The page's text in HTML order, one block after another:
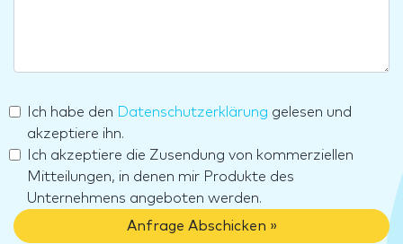
Ich habe den Datenschutzerklärung gelesen und
akzeptiere ihn.
Ich akzeptiere die Zusendung von kommerziellen
Mitteilungen, in denen mir Produkte des
Unternehmens angeboten werden.
Anfrage Abschicken »